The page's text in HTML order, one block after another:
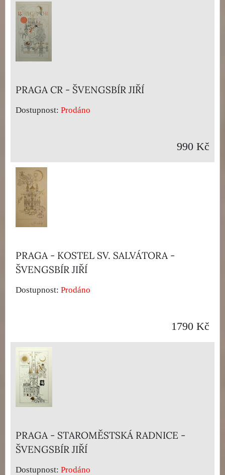
PRAGA CR - ŠVENGSBÍR JIŘÍ
Dostupnost: Prodáno
990 Kč
PRAGA - KOSTEL SV. SALVÁTORA -
ŠVENGSBÍR JIŘÍ
Dostupnost: Prodáno
1790 Kč
PRAGA - STAROMĚSTSKÁ RADNICE -
ŠVENGSBÍR JIŘÍ
Dostupnost: Prodáno